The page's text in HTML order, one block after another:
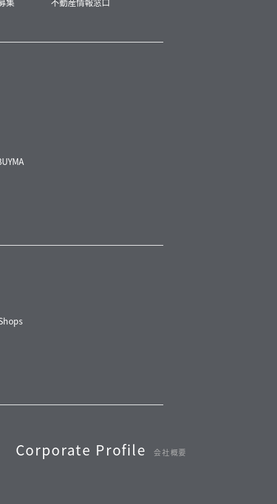
Corporate Profile 会社概要